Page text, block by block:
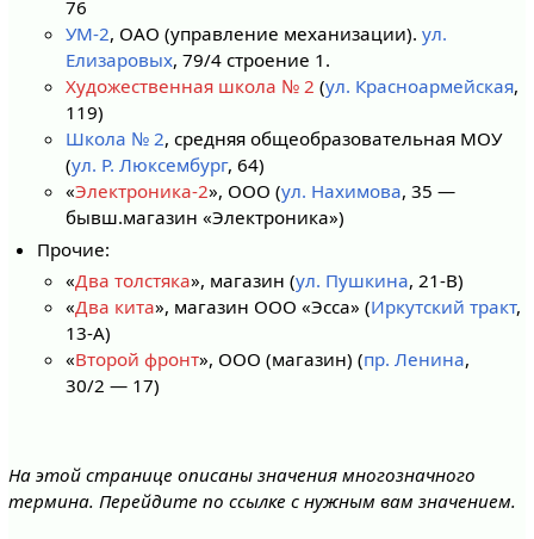
76
УМ-2, ОАО (управление механизации).ул.
Елизаровых, 79/4 строение 1.
Художественная школа № 2 (ул. Красноармейская,
119)
Школа № 2, средняя общеобразовательная МОУ
(ул. Р. Люксембург, 64)
«Электроника-2», ООО (ул. Нахимова, 35 —
бывш.магазин «Электроника»)
Прочие:
«Два толстяка», магазин (ул. Пушкина, 21-В)
«Два кита», магазин ООО «Эсса» (Иркутский тракт,
13-А)
«Второй фронт», ООО (магазин) (пр. Ленина,
30/2 — 17)
На этой странице описаны значения многозначного
термина. Перейдите по ссылке с нужным вам значением.